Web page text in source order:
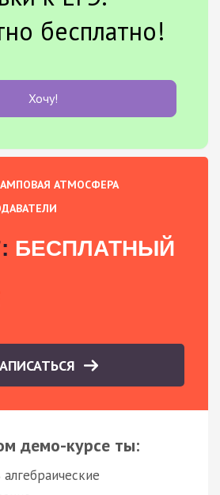
бесплатно!
Хочу!
АТМОСФЕРА
БЕСПЛАТНЫЙ
демо-курсе ты: